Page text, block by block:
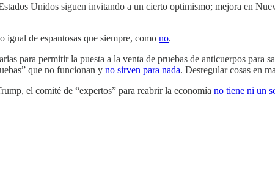
Unidos siguen invitando a un cierto optimismo; mejora en
igual de espantosas que siempre, como no.
para permitir la puesta a la venta de pruebas de anticuerpos para
que no funcionan y no sirven para nada. Desregular cosas en
el comité de “expertos” para reabrir la economía no tiene ni un